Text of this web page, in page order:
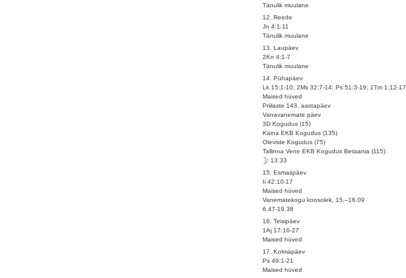
Tänulik muulane
12. Reede
Jn 4:1-11
Tänulik muulane
13. Laupäev
2Kn 4:1-7
Tänulik muulane
14. Pühapäev
Lk 15:1-10; 2Ms 32:7-14; Ps 51:3-19; 1Tm 1:12-17
Maised hüved
Priilaste 143. aastapäev
Vanavanemate päev
3D Kogudus (15)
Käina EKB Kogudus (135)
Oleviste Kogudus (75)
Tallinna Vene EKB Kogudus Betaania (115)
13.33
15. Esmaspäev
Ii 42:10-17
Maised hüved
Vanematekogu koosolek, 15.–16.09
6.47-19.38
16. Teisipäev
1Aj 17:16-27
Maised hüved
17. Kolmapäev
Ps 49:1-21
Maised hüved